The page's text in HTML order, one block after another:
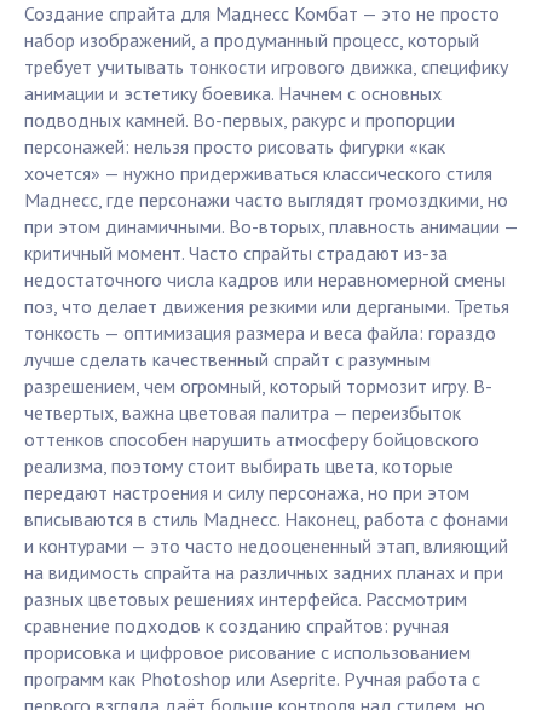
Создание спрайта для Маднесс Комбат — это не просто
набор изображений, а продуманный процесс, который
требует учитывать тонкости игрового движка, специфику
анимации и эстетику боевика. Начнем с основных
подводных камней. Во-первых, ракурс и пропорции
персонажей: нельзя просто рисовать фигурки «как
хочется» — нужно придерживаться классического стиля
Маднесс, где персонажи часто выглядят громоздкими, но
при этом динамичными. Во-вторых, плавность анимации —
критичный момент. Часто спрайты страдают из-за
недостаточного числа кадров или неравномерной смены
поз, что делает движения резкими или дергаными. Третья
тонкость — оптимизация размера и веса файла: гораздо
лучше сделать качественный спрайт с разумным
разрешением, чем огромный, который тормозит игру. В-
четвертых, важна цветовая палитра — переизбыток
оттенков способен нарушить атмосферу бойцовского
реализма, поэтому стоит выбирать цвета, которые
передают настроения и силу персонажа, но при этом
вписываются в стиль Маднесс. Наконец, работа с фонами
и контурами — это часто недооцененный этап, влияющий
на видимость спрайта на различных задних планах и при
разных цветовых решениях интерфейса. Рассмотрим
сравнение подходов к созданию спрайтов: ручная
прорисовка и цифровое рисование с использованием
программ как Photoshop или Aseprite. Ручная работа с